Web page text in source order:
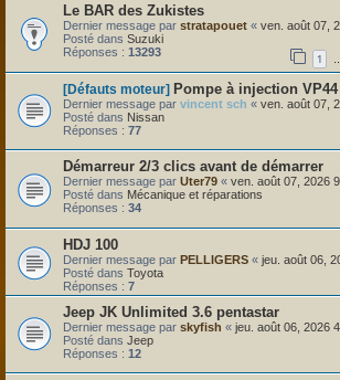
Le BAR des Zukistes
Dernier message par stratapouet « ven. août 07,
Posté dans Suzuki
Réponses : 13293 1
[Défauts moteur] Pompe à injection
Dernier message par vincent sch « ven. août 07,
Posté dans Nissan
Réponses : 77
Démarreur 2/3 clics avant de démarrer
Dernier message par Uter79 « ven. août 07, 2026
Posté dans Mécanique et réparations
Réponses : 34
HDJ 100
Dernier message par PELLIGERS « jeu. août 06,
Posté dans Toyota
Réponses : 7
Jeep JK Unlimited 3.6 pentastar
Dernier message par skyfish « jeu. août 06, 2026
Posté dans Jeep
Réponses : 12